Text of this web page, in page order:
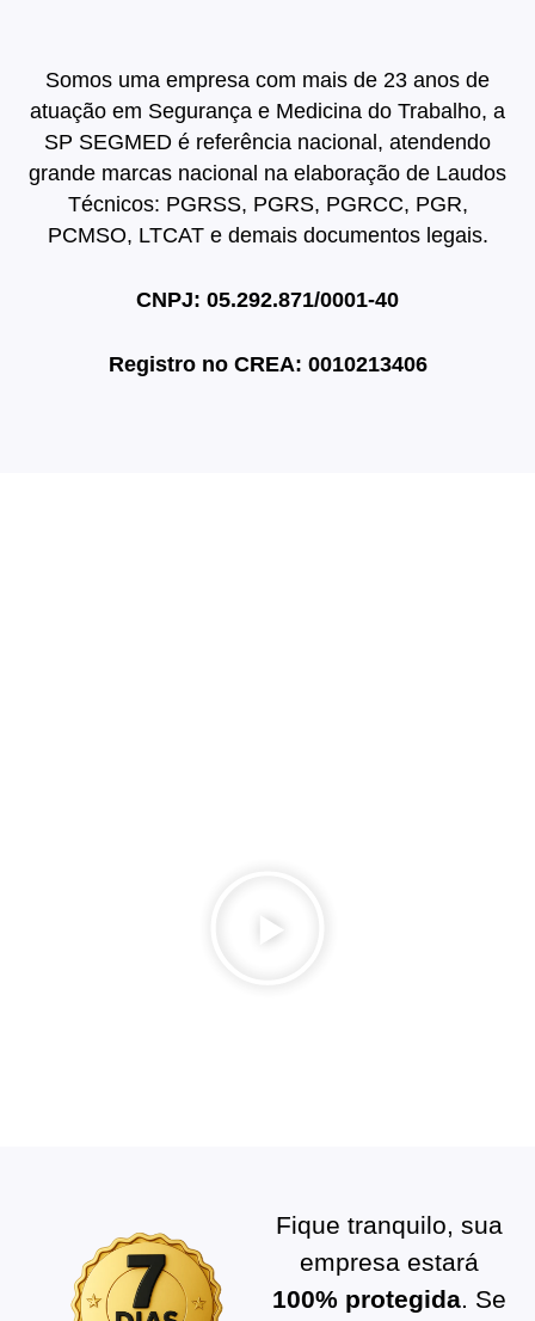
Somos uma empresa com mais de 23 anos de
atuação em Segurança e Medicina do Trabalho, a
SP SEGMED é referência nacional, atendendo
grande marcas nacional na elaboração de Laudos
Técnicos: PGRSS, PGRS, PGRCC, PGR,
PCMSO, LTCAT e demais documentos legais.
CNPJ: 05.292.871/0001-40
Registro no CREA: 0010213406
Fique tranquilo, sua
empresa estará
100% protegida. Se